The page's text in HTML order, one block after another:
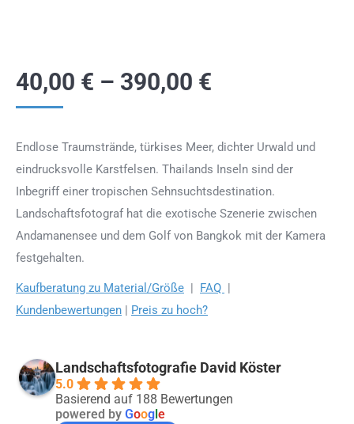
40,00 € – 390,00 €
Endlose Traumstrände, türkises Meer, dichter Urwald und
eindrucksvolle Karstfelsen. Thailands Inseln sind der
Inbegriff einer tropischen Sehnsuchtsdestination.
Landschaftsfotograf hat die exotische Szenerie zwischen
Andamanensee und dem Golf von Bangkok mit der Kamera
festgehalten.
Kaufberatung zu Material/Größe FAQ
Kundenbewertungen
Preis zu hoch?
Landschaftsfotografie David Köster
5.0
Basierend auf 188 Bewertungen
powered by Goog e